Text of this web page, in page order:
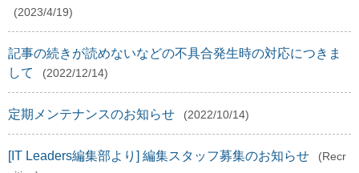
(2023/4/19)
記事の続きが読めないなどの不具合発生時の対応につきま
して
(2022/12/14)
定期メンテナンスのお知らせ (2022/10/14)
[IT Leaders編集部より] 編集スタッフ募集のお知らせ
(Recr